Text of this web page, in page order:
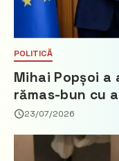
POLITICĂ
Mihai Popșoi
rămas-bun cu
Țărilor de Jos,
23/07/2026